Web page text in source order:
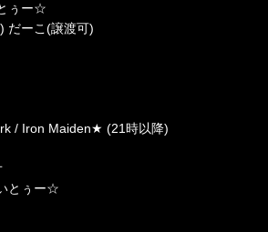
ぅー☆
ーこ(譲渡可)
/ Iron Maiden★ (21時以降)
とぅー☆